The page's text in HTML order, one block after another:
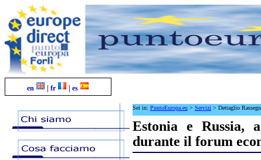
en | fr | es
Sei in: PuntoEuropa.eu > Servizi > Dettaglio
Estonia e Russia,
durante il forum